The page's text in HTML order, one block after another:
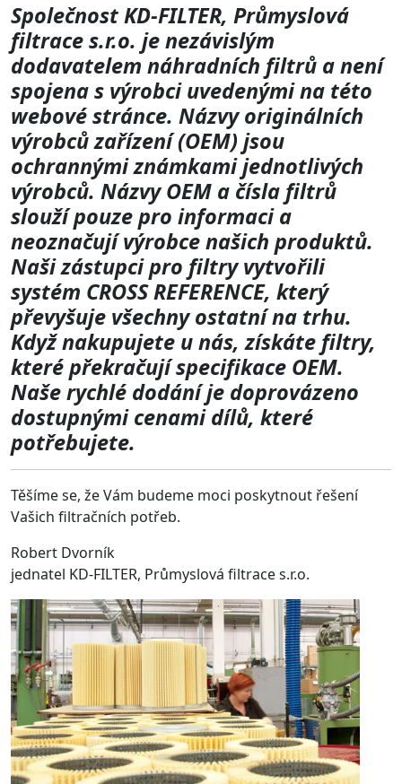
Společnost KD-FILTER, Průmyslová
filtrace s.r.o. je nezávislým
dodavatelem náhradních filtrů a není
spojena s výrobci uvedenými na této
webové stránce. Názvy originálních
výrobců zařízení (OEM) jsou
ochrannými známkami jednotlivých
výrobců. Názvy OEM a čísla filtrů
slouží pouze pro informaci a
neoznačují výrobce našich produktů.
Naši zástupci pro filtry vytvořili
systém CROSS REFERENCE, který
převyšuje všechny ostatní na trhu.
Když nakupujete u nás, získáte filtry,
které překračují specifikace OEM.
Naše rychlé dodání je doprovázeno
dostupnými cenami dílů, které
potřebujete.
Těšíme se, že Vám budeme moci poskytnout řešení
Vašich filtračních potřeb.
Robert Dvorník
jednatel KD-FILTER, Průmyslová filtrace s.r.o.